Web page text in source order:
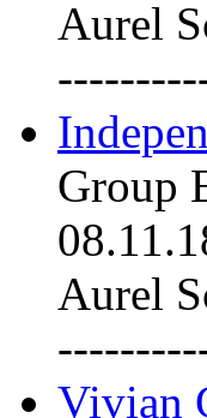
Aurel
Group
Aurel
Vivian